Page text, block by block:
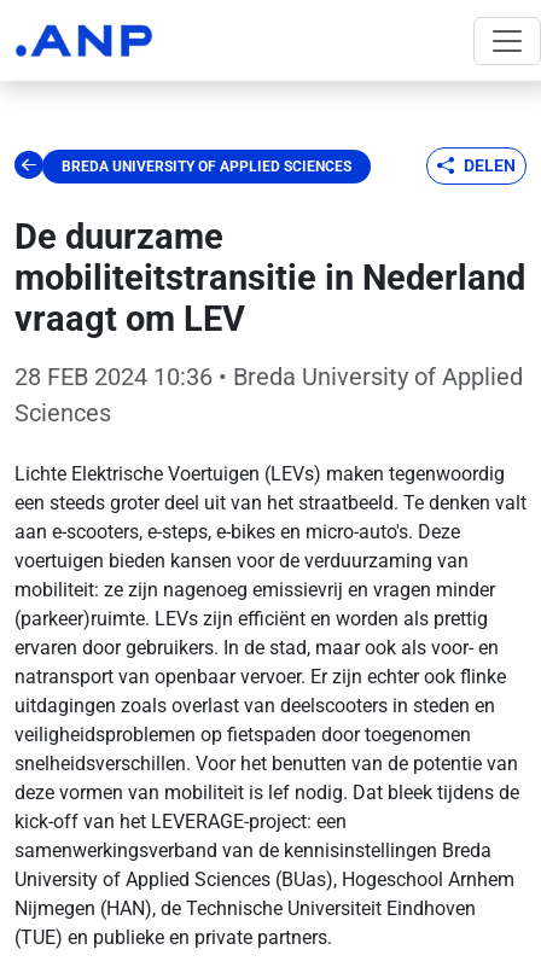
BREDA UNIVERSITY OF APPLIED SCIENCES DELEN
De duurzame
mobiliteitstransitie in Nederland
vraagt om LEV
28 FEB 2024 10:36 • Breda University of Applied
Sciences
Lichte Elektrische Voertuigen (LEVs) maken tegenwoordig
een steeds groter deel uit van het straatbeeld. Te denken valt
aan e-scooters, e-steps, e-bikes en micro-auto's. Deze
voertuigen bieden kansen voor de verduurzaming van
mobiliteit: ze zijn nagenoeg emissievrij en vragen minder
(parkeer)ruimte. LEVs zijn efficiënt en worden als prettig
ervaren door gebruikers. In de stad, maar ook als voor- en
natransport van openbaar vervoer. Er zijn echter ook flinke
uitdagingen zoals overlast van deelscooters in steden en
veiligheidsproblemen op fietspaden door toegenomen
snelheidsverschillen. Voor het benutten van de potentie van
deze vormen van mobiliteit is lef nodig. Dat bleek tijdens de
kick-off van het LEVERAGE-project: een
samenwerkingsverband van de kennisinstellingen Breda
University of Applied Sciences (BUas), Hogeschool Arnhem
Nijmegen (HAN), de Technische Universiteit Eindhoven
(TUE) en publieke en private partners.